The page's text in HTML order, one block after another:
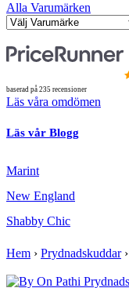
Alla Varumärken
baserad på 235 recensioner
Läs våra omdömen
Läs vår Blogg
Marint
New England
Shabby Chic
Hem › Prydnadskuddar›